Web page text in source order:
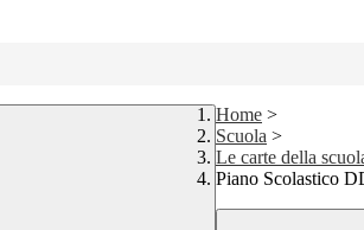
Home >
Scuola >
Le carte della
Piano Scolastico